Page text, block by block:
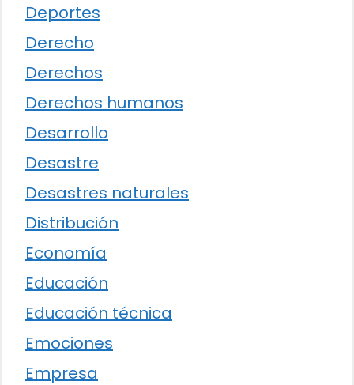
Deportes
Derecho
Derechos
Derechos humanos
Desarrollo
Desastre
Desastres naturales
Distribución
Economía
Educación
Educación técnica
Emociones
Empresa